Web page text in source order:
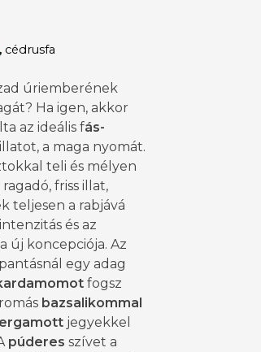
, cédrusfa
úriemberének
Ha igen, akkor
az ideális fás-
illatot, a maga nyomát.
teli és mélyen
friss illat,
teljesen a rabjává
és az
új koncepciója. Az
egy adag
fogsz
bazsalikommal
jegyekkel
púderes szívet a